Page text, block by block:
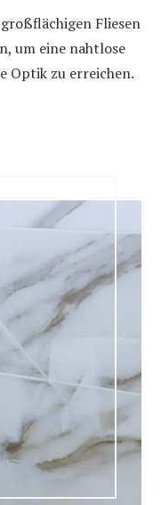
Fliesen
um eine nahtlose
Optik zu erreichen.